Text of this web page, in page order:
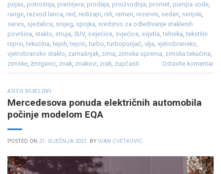
pojas, potrošnja, premijera, prodaja, proizvodnja, promet, pumpa vode,
range, razvod lanca, red, redizajn, reli, remen, rezervni, sedan, serijski,
servis, sjedalica, snijeg, spojka, sredstvo za odleđivanje staklenih
površina, staklo, struja, SUV, svijećice, svjećice, svjetla,tehnika,tekstilni
tepisi,tekućina,tepih,tepisi,turbo,turbopunjač, ulja, vjetrobransko,
vjetrobransko staklo, zamašnjak, zima, zimska oprema, zimska tekućina,
zimske, žmigavci, znak, znakovi, zrak, zupčasti Ostavite komentar
AUTO DIJELOVI
Mercedesova ponuda električnih automobila
počinje modelom EQA
POSTED ON 21. SIJEČNJA 2021. BY IVAN CVETKOVIĆ